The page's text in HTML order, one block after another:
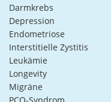
Darmkrebs
Depression
Endometriose
Interstitielle Zystitis
Leukämie
Longevity
Migräne